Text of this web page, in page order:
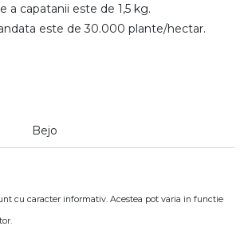
a capatanii este de 1,5 kg.
este de 30.000 plante/hectar.
Bejo
cu caracter informativ. Acestea pot varia in functie